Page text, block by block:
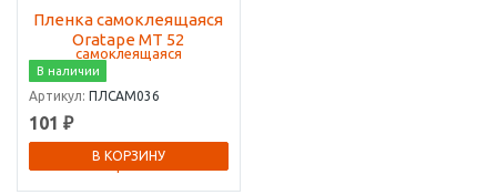
Пленка самоклеящаяся
Oratape MT 52
В наличии
Артикул: ПЛСАМ036
101 ₽
В КОРЗИНУ